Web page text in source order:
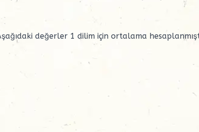
değerler 1 dilim için ortalama